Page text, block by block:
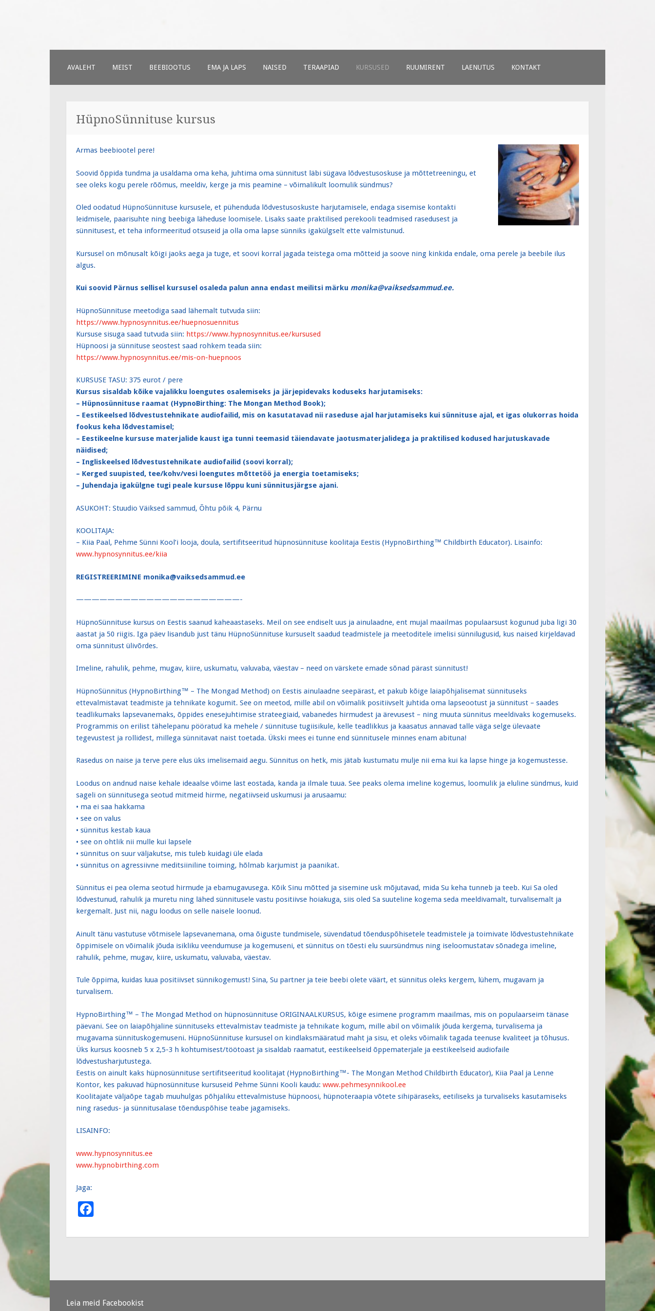
CONTENT
AVALEHT MEIST BEEBIOOTUS EMA JA LAPS NAISED TERAAPIAD KURSUSED RUUMIRENT LAENUTUS KONTAKT
HüpnoSünnituse kursus
Armas beebiootel pere!
Soovid õppida tundma ja usaldama oma keha, juhtima oma sünnitust läbi sügava lõdvestusoskuse ja mõttetreeningu, et
see oleks kogu perele rõõmus, meeldiv, kerge ja mis peamine – võimalikult loomulik sündmus?
Oled oodatud HüpnoSünnituse kursusele, et pühenduda lõdvestusoskuste harjutamisele, endaga sisemise kontakti
leidmisele, paarisuhte ning beebiga läheduse loomisele. Lisaks saate praktilised perekooli teadmised rasedusest ja
sünnitusest, et teha informeeritud otsuseid ja olla oma lapse sünniks igakülgselt ette valmistunud.
Kursusel on mõnusalt kõigi jaoks aega ja tuge, et soovi korral jagada teistega oma mõtteid ja soove ning kinkida endale, oma perele ja beebile ilus
algus.
Kui soovid Pärnus sellisel kursusel osaleda palun anna endast meilitsi märku monika@vaiksedsammud.ee.
HüpnoSünnituse meetodiga saad lähemalt tutvuda siin:
https://www.hypnosynnitus.ee/huepnosuennitus
Kursuse sisuga saad tutvuda siin: https://www.hypnosynnitus.ee/kursused
Hüpnoosi ja sünnituse seostest saad rohkem teada siin:
https://www.hypnosynnitus.ee/mis-on-huepnoos
KURSUSE TASU: 375 eurot / pere
Kursus sisaldab kõike vajalikku loengutes osalemiseks ja järjepidevaks koduseks harjutamiseks:​
– Hüpnosünnituse raamat (HypnoBirthing: The Mongan Method Book);
– Eestikeelsed lõdvestustehnikate audiofailid, mis on kasutatavad nii raseduse ajal harjutamiseks kui sünnituse ajal, et igas olukorras hoida
fookus keha lõdvestamisel;
– Eestikeelne kursuse materjalide kaust iga tunni teemasid täiendavate jaotusmaterjalidega ja praktilised kodused harjutuskavade
näidised;
– Ingliskeelsed lõdvestustehnikate audiofailid (soovi korral);
– Kerged suupisted, tee/kohv/vesi loengutes mõttetöö ja energia toetamiseks;
– Juhendaja igakülgne tugi peale kursuse lõppu kuni sünnitusjärgse ajani.
ASUKOHT: Stuudio Väiksed sammud, Õhtu põik 4, Pärnu
KOOLITAJA:
– Kiia Paal, Pehme Sünni Kool’i looja, doula, sertifitseeritud hüpnosünnituse koolitaja Eestis (HypnoBirthing™ Childbirth Educator). Lisainfo:
www.hypnosynnitus.ee/kiia
REGISTREERIMINE monika@vaiksedsammud.ee
—————————————————————-
HüpnoSünnituse kursus on Eestis saanud kaheaastaseks. Meil on see endiselt uus ja ainulaadne, ent mujal maailmas populaarsust kogunud juba ligi 30
aastat ja 50 riigis. Iga päev lisandub just tänu HüpnoSünnituse kursuselt saadud teadmistele ja meetoditele imelisi sünnilugusid, kus naised kirjeldavad
oma sünnitust ülivõrdes.
Imeline, rahulik, pehme, mugav, kiire, uskumatu, valuvaba, väestav – need on värskete emade sõnad pärast sünnitust!
HüpnoSünnitus (HypnoBirthing™ – The Mongad Method) on Eestis ainulaadne seepärast, et pakub kõige laiapõhjalisemat sünnituseks
ettevalmistavat teadmiste ja tehnikate kogumit. See on meetod, mille abil on võimalik positiivselt juhtida oma lapseootust ja sünnitust – saades
teadlikumaks lapsevanemaks, õppides enesejuhtimise strateegiaid, vabanedes hirmudest ja ärevusest – ning muuta sünnitus meeldivaks kogemuseks.
Programmis on erilist tähelepanu pööratud ka mehele / sünnituse tugiisikule, kelle teadlikkus ja kaasatus annavad talle väga selge ülevaate
tegevustest ja rollidest, millega sünnitavat naist toetada. Ükski mees ei tunne end sünnitusele minnes enam abituna!
Rasedus on naise ja terve pere elus üks imelisemaid aegu. Sünnitus on hetk, mis jätab kustumatu mulje nii ema kui ka lapse hinge ja kogemustesse.
Loodus on andnud naise kehale ideaalse võime last eostada, kanda ja ilmale tuua. See peaks olema imeline kogemus, loomulik ja eluline sündmus, kuid
sageli on sünnitusega seotud mitmeid hirme, negatiivseid uskumusi ja arusaamu:
• ma ei saa hakkama
• see on valus
• sünnitus kestab kaua
• see on ohtlik nii mulle kui lapsele
• sünnitus on suur väljakutse, mis tuleb kuidagi üle elada
• sünnitus on agressiivne meditsiiniline toiming, hõlmab karjumist ja paanikat.
Sünnitus ei pea olema seotud hirmude ja ebamugavusega. Kõik Sinu mõtted ja sisemine usk mõjutavad, mida Su keha tunneb ja teeb. Kui Sa oled
lõdvestunud, rahulik ja muretu ning lähed sünnitusele vastu positiivse hoiakuga, siis oled Sa suuteline kogema seda meeldivamalt, turvalisemalt ja
kergemalt. Just nii, nagu loodus on selle naisele loonud.
Ainult tänu vastutuse võtmisele lapsevanemana, oma õiguste tundmisele, süvendatud tõenduspõhisetele teadmistele ja toimivate lõdvestustehnikate
õppimisele on võimalik jõuda isikliku veendumuse ja kogemuseni, et sünnitus on tõesti elu suursündmus ning iseloomustatav sõnadega imeline,
rahulik, pehme, mugav, kiire, uskumatu, valuvaba, väestav.
Tule õppima, kuidas luua positiivset sünnikogemust! Sina, Su partner ja teie beebi olete väärt, et sünnitus oleks kergem, lühem, mugavam ja
turvalisem.
HypnoBirthing™ – The Mongad Method on hüpnosünnituse ORIGINAALKURSUS, kõige esimene programm maailmas, mis on populaarseim tänase
päevani. See on laiapõhjaline sünnituseks ettevalmistav teadmiste ja tehnikate kogum, mille abil on võimalik jõuda kergema, turvalisema ja
mugavama sünnituskogemuseni. HüpnoSünnituse kursusel on kindlaksmääratud maht ja sisu, et oleks võimalik tagada teenuse kvaliteet ja tõhusus.
Üks kursus koosneb 5 x 2,5-3 h kohtumisest/töötoast ja sisaldab raamatut, eestikeelseid õppematerjale ja eestikeelseid audiofaile
lõdvestusharjutustega.
Eestis on ainult kaks hüpnosünnituse sertifitseeritud koolitajat (HypnoBirthing™- The Mongan Method Childbirth Educator), Kiia Paal ja Lenne
Kontor, kes pakuvad hüpnosünnituse kursuseid Pehme Sünni Kooli kaudu: www.pehmesynnikool.ee
Koolitajate väljaõpe tagab muuhulgas põhjaliku ettevalmistuse hüpnoosi, hüpnoteraapia võtete sihipäraseks, eetiliseks ja turvaliseks kasutamiseks
ning rasedus- ja sünnitusalase tõenduspõhise teabe jagamiseks.
LISAINFO:
www.hypnosynnitus.ee
www.hypnobirthing.com
Jaga:
e
k
Leia meid Facebookist